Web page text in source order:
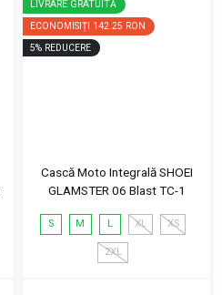
LIVRARE GRATUITĂ
ECONOMISIȚI 142.25 RON
5% REDUCERE
Cască Moto Integrală SHOEI
GLAMSTER 06 Blast TC-1
S M L XL XS
2XL